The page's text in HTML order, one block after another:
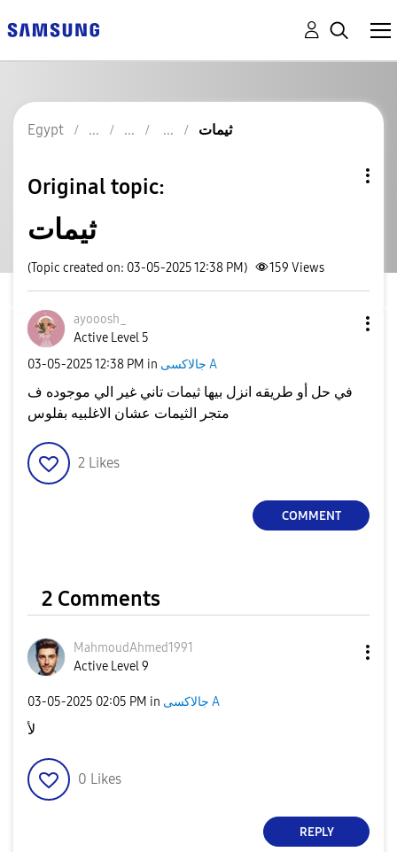
Egypt ثيمات
Original topic:
ثيمات
(Topic created on: 03-05-2025 12:38 PM) 159 Views
ayooosh_
Active Level 5
‎03-05-202512:38 PM in جالاكسى A
في حل أو طريقه انزل بيها ثيمات تاني غير الي موجوده ف
2 Likes
COMMENT
2 Comments
MahmoudAhmed1991
Active Level 9
‎03-05-2025 02:05 PM in جالاكسى A
لأ
0 Likes
REPLY